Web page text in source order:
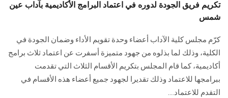
سجل الان
تكريم فريق الجودة لدوره في اعتماد البرامج الأكاديمية بآداب عين
شمس
كرّم مجلس كلية الآداب أعضاء وحدة تقويم الأداء وضمان الجودة في
‏الكلية، وذلك لما بذلوه من جهود متميزة أسفرت عن اعتماد ثلاث برامج
أكاديمية‎، كما قام المجلس بتكريم الأقسام الثلاث التي تقدمت
ببرامجها للاعتماد وذلك تقديرا لجهود جميع ‏أعضاء هذه الأقسام في
التقدم للاعتماد....